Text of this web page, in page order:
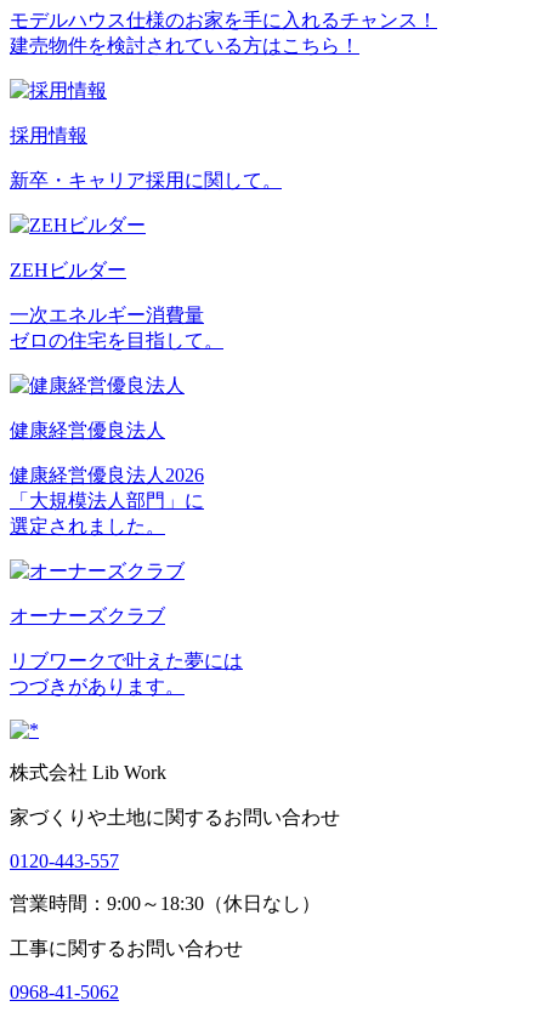
モデルハウス仕様のお家を手に入れるチャンス！
建売物件を検討されている方はこちら！
採用情報
新卒・キャリア採用に関して。
ZEHビルダー
一次エネルギー消費量
ゼロの住宅を目指して。
健康経営優良法人
健康経営優良法人2026
「大規模法人部門」に
選定されました。
オーナーズクラブ
リブワークで叶えた夢には
つづきがあります。
株式会社 Lib Work
家づくりや土地に関するお問い合わせ
0120-443-557
営業時間：9:00～18:30（休日なし）
工事に関するお問い合わせ
0968-41-5062